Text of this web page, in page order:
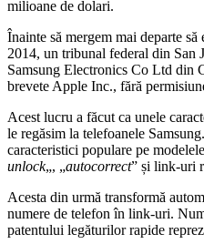
milioane de dolari.
Înainte să mergem mai departe
2014, un tribunal federal din San
Samsung Electronics Co Ltd din
brevete Apple Inc., fără
Acest lucru a făcut ca unele
le regăsim la telefoanele
caracteristici populare pe
unlock„, „autocorrect” și link-uri
Acesta din urmă transformă
numere de telefon în link-uri.
patentului legăturilor rapide